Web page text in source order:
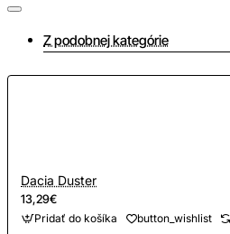
Z podobnej kategórie
Dacia Duster
13,29€
Pridať do košíka button_wishlist